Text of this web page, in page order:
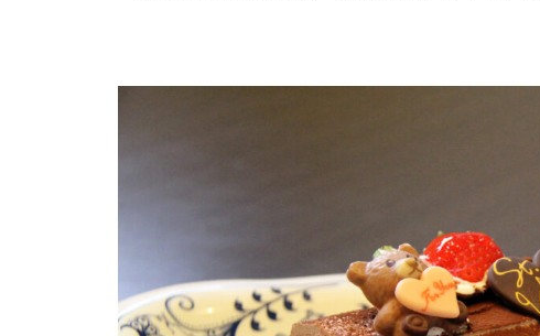
【NEW OPEN】ぱすたろう 島
原店